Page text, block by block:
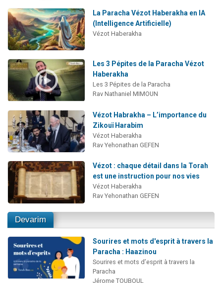
La Paracha Vézot Haberakha en IA
(Intelligence Artificielle)
Vézot Haberakha
Les 3 Pépites de la Paracha Vézot
Haberakha
Les 3 Pépites de la Paracha
Rav Nathaniel MIMOUN
Vézot Habrakha – L’importance du
Zikouï Harabim
Vézot Haberakha
Rav Yehonathan GEFEN
Vézot : chaque détail dans la Torah
est une instruction pour nos vies
Vézot Haberakha
Rav Yehonathan GEFEN
Devarim
Sourires et mots d'esprit à travers la
Paracha : Haazinou
Sourires et mots d’esprit à travers la
Paracha
Jérome TOUBOUL